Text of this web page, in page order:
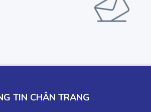
TIN CHÂN TRANG